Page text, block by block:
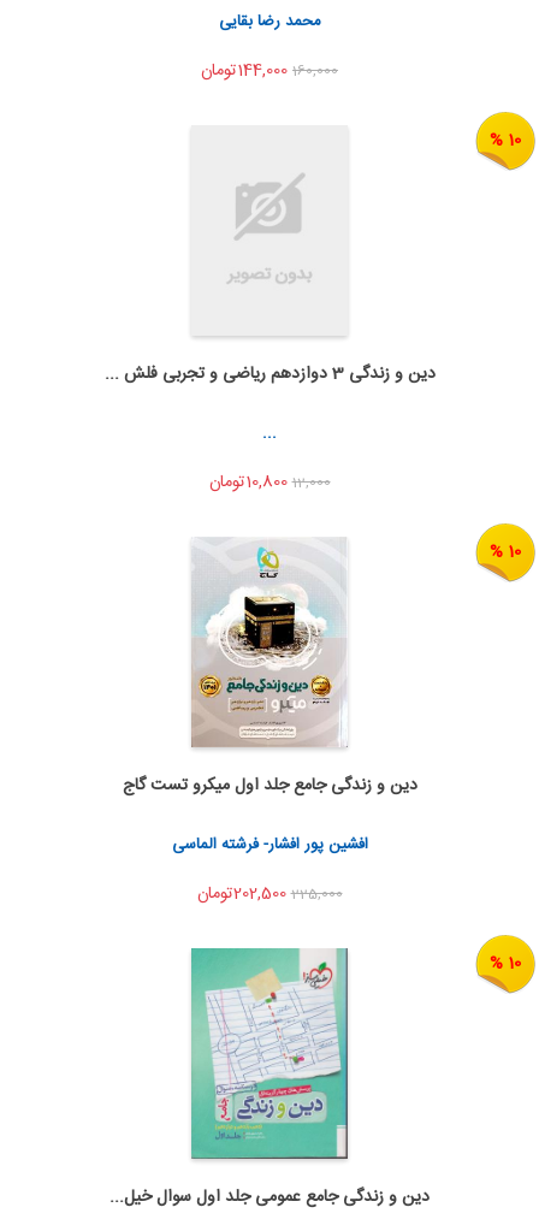
اشتراک گذاری
محمد رضا بقایی
160,000
10 %
به من اطلاع بده
دین و زندگی 3 دوازدهم ریاضی و تجربی فلش ...
...
12,00010,800تومان
10 %
به من اطلاع بده
اشتراک گذاری
دین و زندگی جامع جلد اول میکرو تست گاج
افشین پور افشار- فرشته الماسی
225,000202,500تومان
10 %
به من اطلاع بده
دین و زندگی جامع عمومی جلد اول سوال خیل...